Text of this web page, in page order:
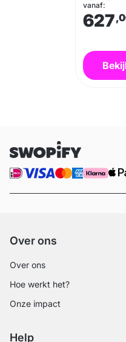
vanaf:
627
Over ons
Over ons
Hoe werkt het?
Onze impact
Help